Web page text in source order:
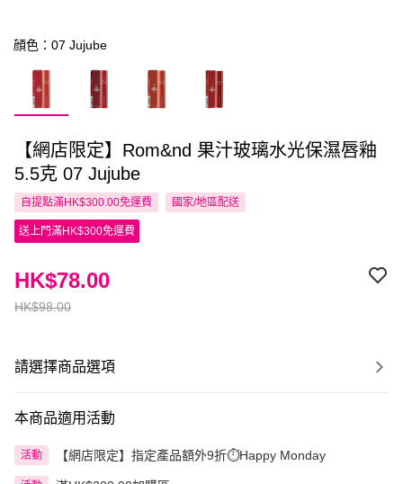
顔色：07 Jujube
【網店限定】Rom&nd 果汁玻璃水光保濕唇釉
5.5克 07 Jujube
自提點滿HK$300.00免運費 國家/地區配送
送上門滿HK$300免運費
HK$98.00
HK$78.00
請選擇商品選項
本商品適用活動
活動 【網店限定】指定產品額外9折⏱️Happy Monday